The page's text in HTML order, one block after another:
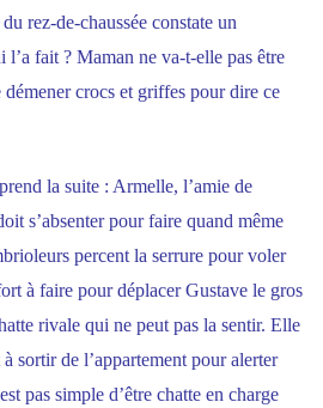
rez-de-chaussée constate un
l’a fait ? Maman ne va-t-elle pas être
démener crocs et griffes pour dire ce
la suite : Armelle, l’amie de
s’absenter pour faire quand même
percent la serrure pour voler
à faire pour déplacer Gustave le gros
rivale qui ne peut pas la sentir. Elle
sortir de l’appartement pour alerter
pas simple d’être chatte en charge